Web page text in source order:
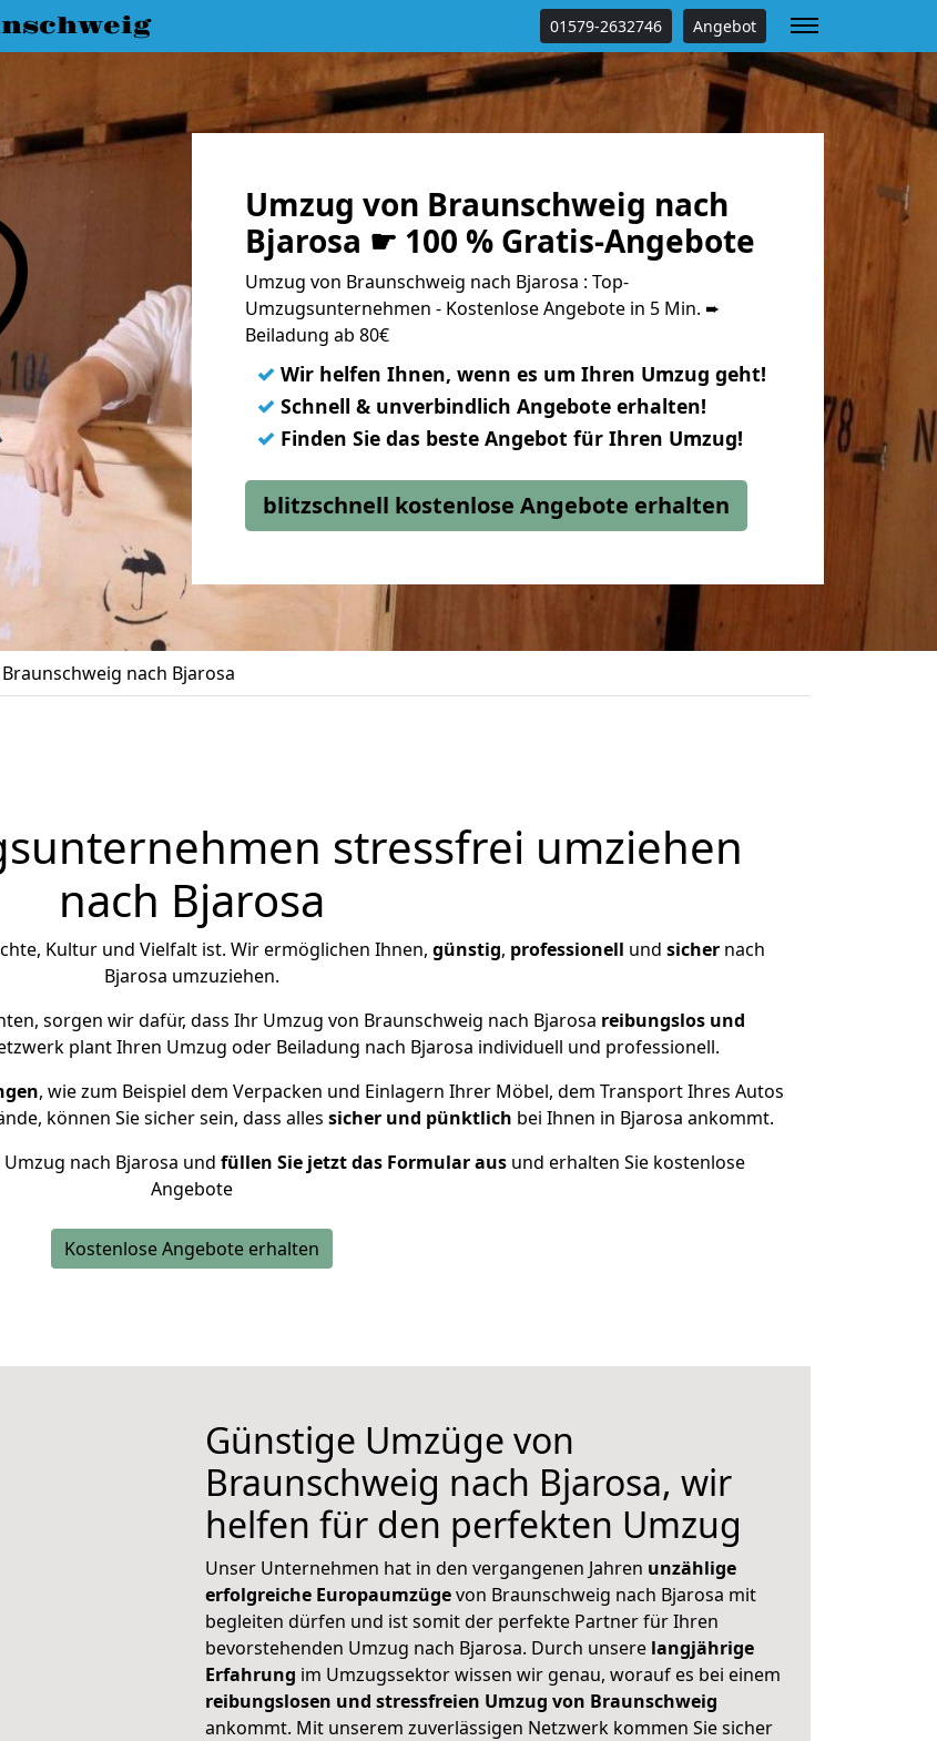
01579-2632746 Angebot
Umzug von Braunschweig nach
Bjarosa ☛ 100 % Gratis-Angebote
Umzug von Braunschweig nach Bjarosa : Top-
Umzugsunternehmen - Kostenlose Angebote in 5 Min. ➨
Beiladung ab 80€
✓ Wir helfen Ihnen, wenn es um Ihren Umzug geht!
✓ Schnell & unverbindlich Angebote erhalten!
✓ Finden Sie das beste Angebot für Ihren Umzug!
blitzschnell kostenlose Angebote erhalten
nach Bjarosa
stressfrei umziehen
nach Bjarosa
Kultur und Vielfalt ist. Wir ermöglichen Ihnen, günstig, professionell und sichernach
Bjarosa umzuziehen.
sorgen wir dafür, dass Ihr Umzug von Braunschweig nach Bjarosa reibungslos und
plant Ihren Umzug oder Beiladung nach Bjarosa individuell und professionell.
, wie zum Beispiel dem Verpacken und Einlagern Ihrer Möbel, dem Transport Ihres Autos
können Sie sicher sein, dass alles sicher und pünktlich bei Ihnen in Bjarosa ankommt.
nach Bjarosa und füllen Sie jetzt das Formular ausund erhalten Sie kostenlose
Angebote
Kostenlose Angebote erhalten
Günstige Umzüge von
Braunschweig nach Bjarosa, wir
helfen für den perfekten Umzug
Unser Unternehmen hat in den vergangenen Jahren unzählige
erfolgreiche Europaumzügevon Braunschweig nach Bjarosa mit
begleiten dürfen und ist somit der perfekte Partner für Ihren
bevorstehenden Umzug nach Bjarosa. Durch unsere langjährige
Erfahrung im Umzugssektor wissen wir genau, worauf es bei einem
reibungslosen und stressfreien Umzug von Braunschweig
ankommt. Mit unserem zuverlässigen Netzwerk kommen Sie sicher